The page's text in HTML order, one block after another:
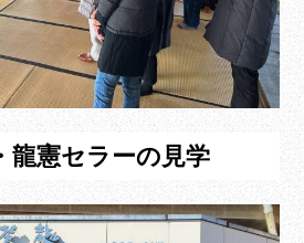
龍憲セラーの見学